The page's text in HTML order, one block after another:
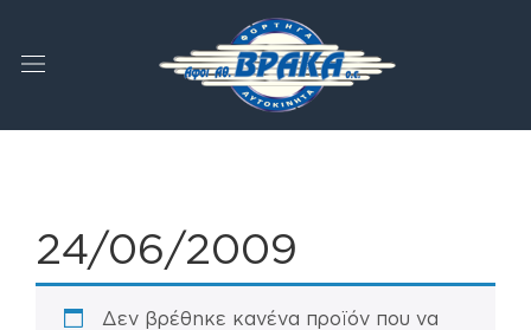
24/06/2009
Δεν βρέθηκε κανένα προϊόν που να